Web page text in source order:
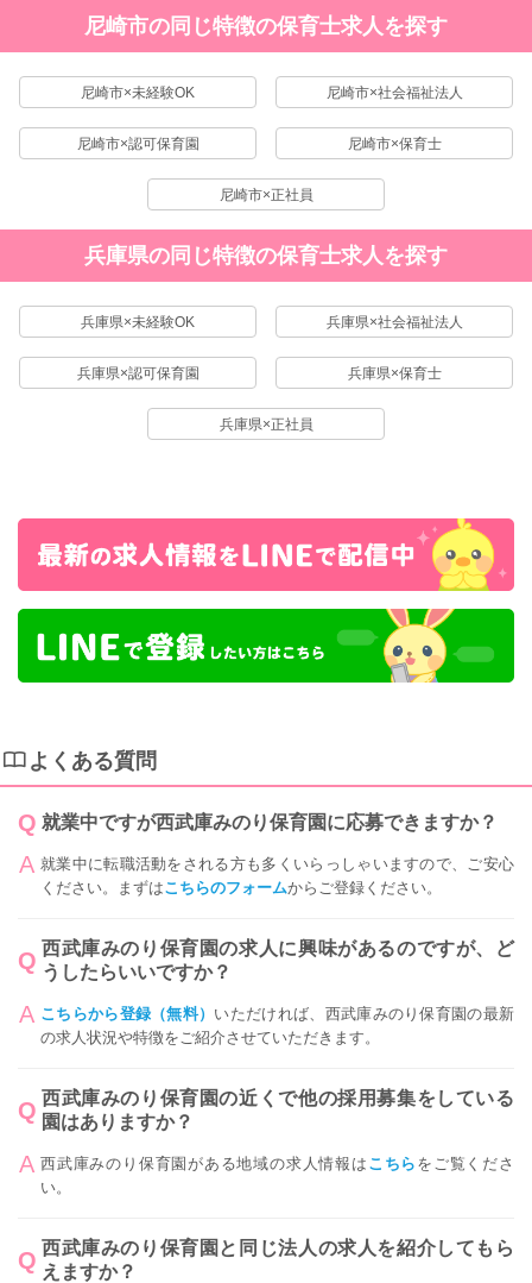
尼崎市の同じ特徴の保育士求人を探す
尼崎市×未経験OK 尼崎市×社会福祉法人
尼崎市×認可保育園 尼崎市×保育士
尼崎市×正社員
兵庫県の同じ特徴の保育士求人を探す
兵庫県×未経験OK 兵庫県×社会福祉法人
兵庫県×認可保育園 兵庫県×保育士
兵庫県×正社員
よくある質問
就業中ですが西武庫みのり保育園に応募できますか？
就業中に転職活動をされる方も多くいらっしゃいますので、ご安心
ください。まずはこちらのフォームからご登録ください。
西武庫みのり保育園の求人に興味があるのですが、ど
うしたらいいですか？
こちらから登録（無料） いただければ、西武庫みのり保育園の最新
の求人状況や特徴をご紹介させていただきます。
西武庫みのり保育園の近くで他の採用募集をしている
園はありますか？
西武庫みのり保育園がある地域の求人情報は こちら をご覧くださ
い。
西武庫みのり保育園と同じ法人の求人を紹介してもら
えますか？